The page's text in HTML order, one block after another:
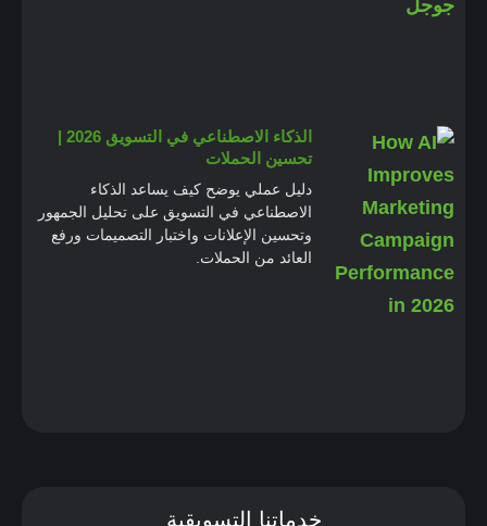
الذكاء الاصطناعي في التسويق 2026 |
تحسين الحملات
دليل عملي يوضح كيف يساعد الذكاء
الاصطناعي في التسويق على تحليل الجمهور
وتحسين الإعلانات واختبار التصميمات ورفع
العائد من الحملات.
خدماتنا التسويقية